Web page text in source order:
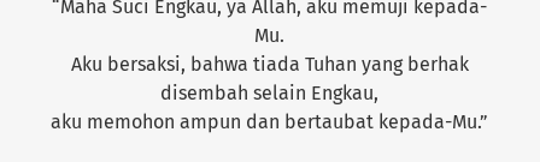
“Maha Suci Engkau, ya Allah, aku memuji kepada-
Mu.
Aku bersaksi, bahwa tiada Tuhan yang berhak
disembah selain Engkau,
aku memohon ampun dan bertaubat kepada-Mu.”